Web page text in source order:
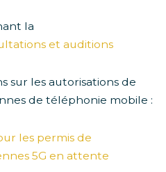
la
et auditions
sur les autorisations de
de téléphonie mobile :
les permis de
5G en attente